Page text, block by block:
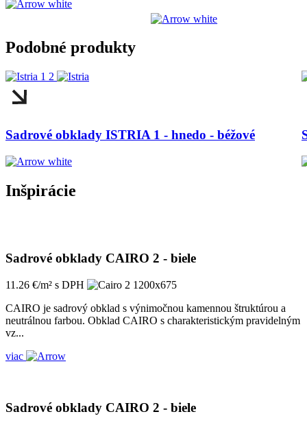
Podobné produkty
Sadrové obklady ISTRIA 1 - hnedo - béžové
Inšpirácie
Sadrové obklady CAIRO 2 - biele
11.26 €/m² s DPH
CAIRO je sadrový obklad s výnimočnou kamennou štruktúrou a
neutrálnou farbou. Obklad CAIRO s charakteristickým pravidelným
vz...
viac
Sadrové obklady CAIRO 2 - biele